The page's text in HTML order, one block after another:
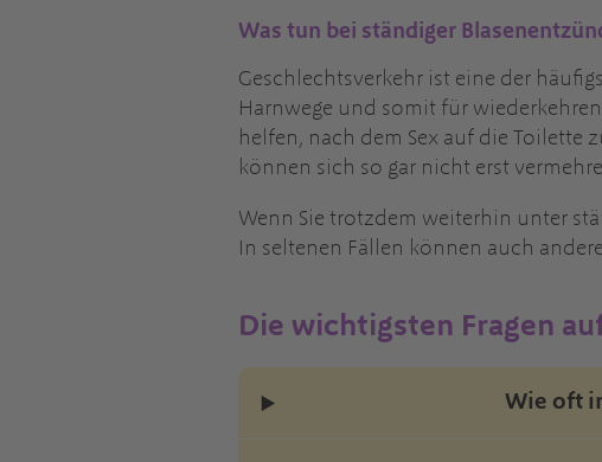
Was tun bei ständiger
Geschlechtsverkehr ist eine der
Harnwege und somit für
helfen, nach dem Sex auf die Toilette
können sich so gar nicht erst
Wenn Sie trotzdem weiterhin unter
In seltenen Fällen können auch
Die wichtigsten Fragen
Wie oft